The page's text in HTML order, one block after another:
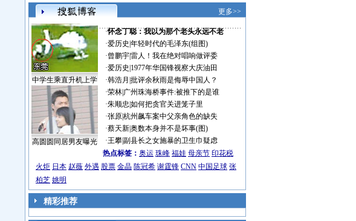
更多>>
中学生乘直升机上学
高圆圆同居男友曝光
·怀念丁聪：我以为那个老头永远不老
·爱历史 年轻时代的毛泽东(组图)
·曾鹏宇|雷人！我在绝对唱响做评委
·爱历史 1977年华国锋视察大庆油田
·韩浩月 批评余秋雨是侮辱中国人？
·荣林| 广州珠海桥事件:被推下的是谁
·朱顺忠 如何把贪官关进笼子里
·张原|杭州飙车案中父亲角色的缺失
·蔡天新|奥数本身并不是坏事(图)
·王攀|副县长之女施暴的卫生巾疑虑
热点标签： 奥运 珠峰 福娃 母亲节 印花税
火炬 日本 赵薇 外遇 股票 金晶 陈冠希 谢霆锋 CNN 中国足球 张
柏芝 姚明
精彩推荐